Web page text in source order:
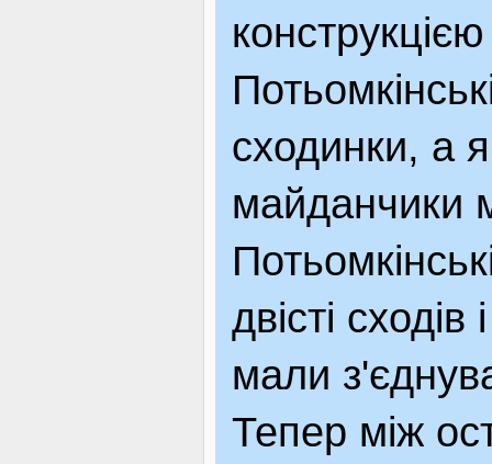
сходинки, а
майданчики
двісті
мали
Тепер між